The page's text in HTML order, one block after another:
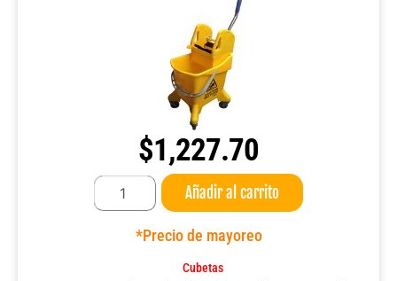
$1,227.70
Cubeta
C/Exprimidor
32
Añadir al carrito
*Precio de mayoreo
Cubetas